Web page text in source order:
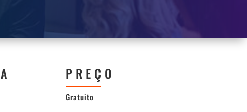
PREÇO
Gratuito